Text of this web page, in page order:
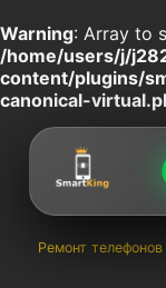
Warning: Array to
/home/users/j/
content/plugins/
canonical-
Ремонт телефонов